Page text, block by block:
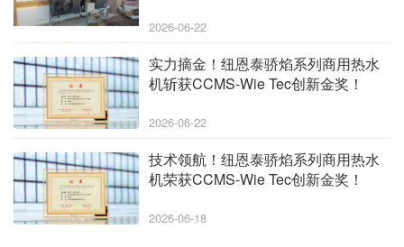
2026-06-22
实力摘金！纽恩泰骄焰系列商用热水
机斩获CCMS-Wie Tec创新金奖！
2026-06-22
技术领航！纽恩泰骄焰系列商用热水
机荣获CCMS-Wie Tec创新金奖！
2026-06-18